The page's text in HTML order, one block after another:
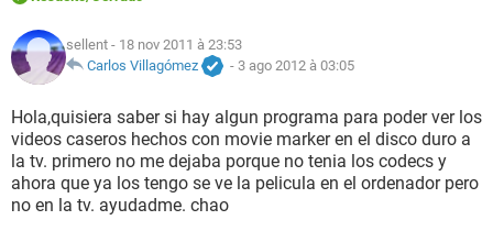
sellent - 18 nov 2011 à 23:53
Carlos Villagómez
- 3 ago 2012 à 03:05
Hola,quisiera saber si hay algun programa para poder ver los
videos caseros hechos con movie marker en el disco duro a
la tv. primero no me dejaba porque no tenia los codecs y
ahora que ya los tengo se ve la pelicula en el ordenador pero
no en la tv. ayudadme. chao